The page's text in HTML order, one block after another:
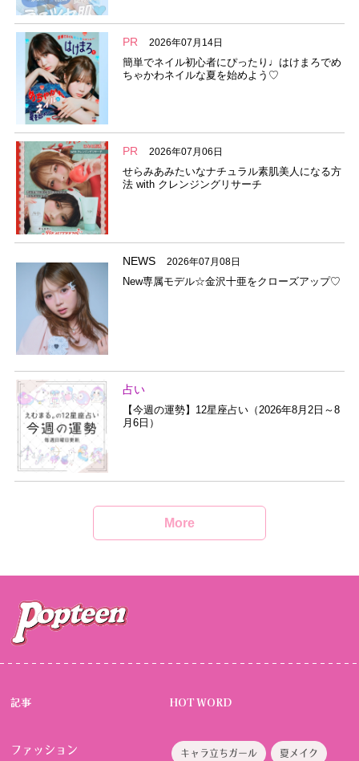
PR 2026年07月14日
簡単でネイル初心者にぴったり♩はけまろでめ
ちゃかわネイルな夏を始めよう♡
PR 2026年07月06日
せらみあみたいなナチュラル素肌美人になる方
法 with クレンジングリサーチ
NEWS 2026年07月08日
New専属モデル☆金沢十亜をクローズアップ♡
占い
【今週の運勢】12星座占い（2026年8月2日～8
月6日）
More
記事
ファッション
HOT WORD
キャラ立ちガール 夏メイク